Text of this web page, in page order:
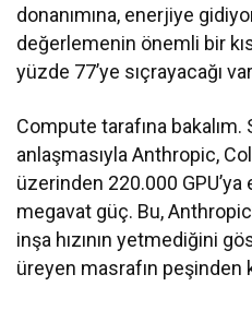
donanımına, enerjiye
değerlemenin önemli bir
yüzde 77’ye sıçrayacağı
Compute tarafına bakalım.
anlaşmasıyla Anthropic,
üzerinden 220.000 GPU’ya
megavat güç. Bu,
inşa hızının yetmediğini
üreyen masrafın peşinden